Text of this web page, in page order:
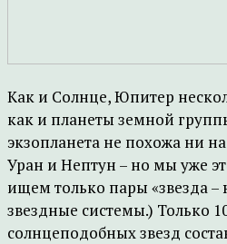
Как и Солнце, Юпитер
как и планеты земной
экзопланета не похожа ни
Уран и Нептун – но мы уже
ищем только пары «звезда
звездные системы.) Только
солнцеподобных звезд